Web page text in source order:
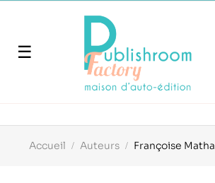
Basculer
navigation
☰
Accueil Auteurs Françoise